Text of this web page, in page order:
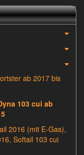
ab 2017 bis
103 cui ab
2016 (mit E-Gas),
Softail 103 cui